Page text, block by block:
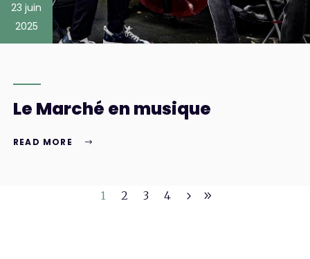
23 juin
2025
Le Marché en musique
READ MORE
1 2 3 4